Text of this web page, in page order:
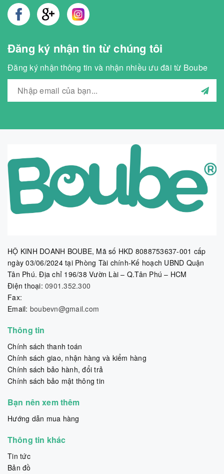
Đăng ký nhận tin từ chúng tôi
Đăng ký nhận thông tin và nhận nhiều ưu đãi từ Boube
HỘ KINH DOANH BOUBE, Mã số HKD 8088753637-001 cấp
ngày 03/06/2024 tại Phòng Tài chính-Kế hoạch UBND Quận
Tân Phú. Địa chỉ 196/38 Vườn Lài – Q.Tân Phú – HCM
Điện thoại: 0901.352.300
Fax:
Email: boubevn@gmail.com
Thông tin
Chính sách thanh toán
Chính sách giao, nhận hàng và kiểm hàng
Chính sách bảo hành, đổi trả
Chính sách bảo mật thông tin
Bạn nên xem thêm
Hướng dẫn mua hàng
Thông tin khác
Tin tức
Bản đồ